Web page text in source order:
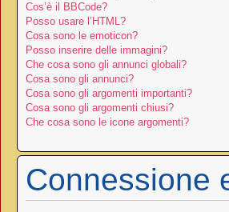
Cos’è il BBCode?
Posso usare l’HTML?
Cosa sono le emoticon?
Posso inserire delle immagini?
Che cosa sono gli annunci globali?
Cosa sono gli annunci?
Cosa sono gli argomenti importanti?
Cosa sono gli argomenti chiusi?
Che cosa sono le icone argomenti?
Connessione